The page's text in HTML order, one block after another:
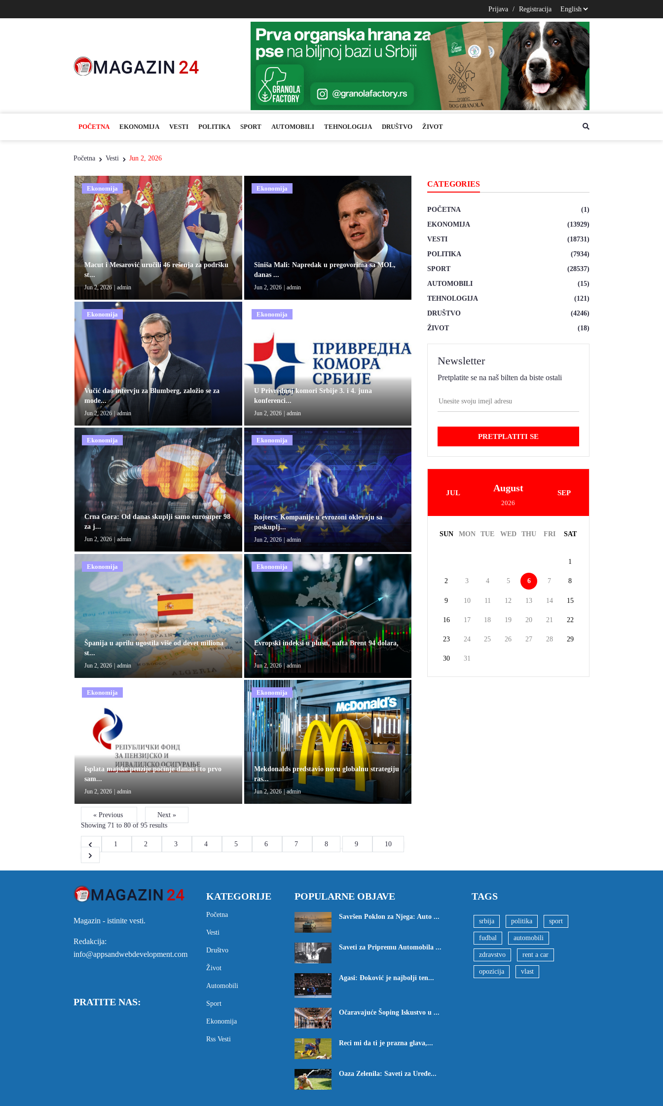
Prijava / Registracija
POČETNA EKONOMIJA VESTI POLITIKA SPORT AUTOMOBILI TEHNOLOGIJA DRUŠTVO ŽIVOT
Početna Vesti Jun 2, 2026
Ekonomija
Macut i Mesarović uručili 46 rešenja za podršku
st...
Jun 2, 2026 admin
Ekonomija
Siniša Mali: Napredak u pregovorima sa MOL,
danas ...
Jun 2, 2026 admin
Ekonomija
Vučić dao intervju za Blumberg, založio se za
mode...
Jun 2, 2026 admin
Ekonomija
U Privrednoj komori Srbije 3. i 4. juna
konferenci...
Jun 2, 2026 admin
Ekonomija
Crna Gora: Od danas skuplji samo eurosuper 98
za j...
Jun 2, 2026 admin
Ekonomija
Rojters: Kompanije u evrozoni oklevaju sa
poskuplj...
Jun 2, 2026 | admin
Ekonomija
Španija u aprilu ugostila više od devet miliona
st...
Jun 2, 2026 | admin
Ekonomija
Evropski indeksi u plusu, nafta Brent 94 dolara,
č...
Jun 2, 2026 | admin
Ekonomija
Isplata majske penzije počinje danas i to prvo
sam...
Jun 2, 2026 admin
Ekonomija
Mekdonalds predstavio novu globalnu strategiju
ras...
Jun 2, 2026 admin
« Previous
Next »
Showing71to80of95results
1 2 3 4 5 6 7 8 9 10
CATEGORIES
POČETNA
(1)
EKONOMIJA
(13929)
VESTI
(18731)
POLITIKA
(7934)
SPORT
(28537)
AUTOMOBILI
(15)
TEHNOLOGIJA
(121)
DRUŠTVO
(4246)
ŽIVOT
(18)
Newsletter
Pretplatite se na naš bilten da biste ostali
PRETPLATITI SE
JUL August
2026
SEP
SUN MON TUE WED THU FRI SAT
1
2 3 4 5 6 7 8
9 10 11 12 13 14 15
16 17 18 19 20 21 22
23 24 25 26 27 28 29
30 31
Magazin - istinite vesti.
Redakcija:
info@appsandwebdevelopment.com
PRATITE NAS:
KATEGORIJE
Početna
Vesti
Društvo
Život
Automobili
Sport
Ekonomija
Rss Vesti
POPULARNE OBJAVE
Savršen Poklon za Njega: Auto ...
Saveti za Pripremu Automobila ...
Agasi: Đoković je najbolji ten...
Očaravajuće Šoping Iskustvo u ...
Reci mi da ti je prazna glava,...
Oaza Zelenila: Saveti za Uređe...
TAGS
srbija politika sport
fudbal automobili
zdravstvo rent a car
opozicija vlast